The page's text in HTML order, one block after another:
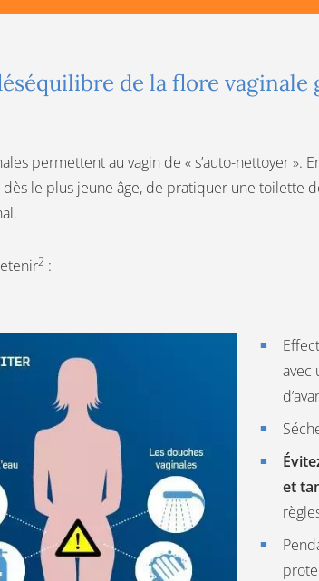
de la flore vaginale
permettent au vagin de « s’auto-nettoyer ».
le plus jeune âge, de pratiquer une toilette
2 :
avec
et